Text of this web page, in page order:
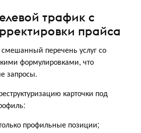
трафик с
прайса
перечень услуг со
формулировками, что
запросы.
карточки под
профильные позиции;